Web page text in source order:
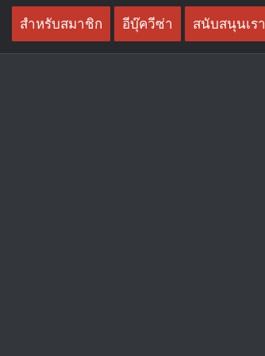
Skip
content
สำหรับสมาชิก อีบุ๊ควีซ่า สนับสนุนเรา